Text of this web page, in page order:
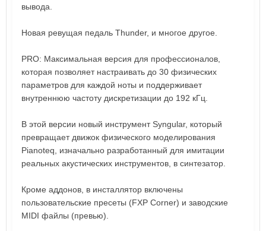
вывода.
Новая ревущая педаль Thunder, и многое другое.
PRO: Максимальная версия для профессионалов,
которая позволяет настраивать до 30 физических
параметров для каждой ноты и поддерживает
внутреннюю частоту дискретизации до 192 кГц.
В этой версии новый инструмент Syngular, который
превращает движок физического моделирования
Pianoteq, изначально разработанный для имитации
реальных акустических инструментов, в синтезатор.
Кроме аддонов, в инсталлятор включены
пользовательские пресеты (FXP Corner) и заводские
MIDI файлы (превью).